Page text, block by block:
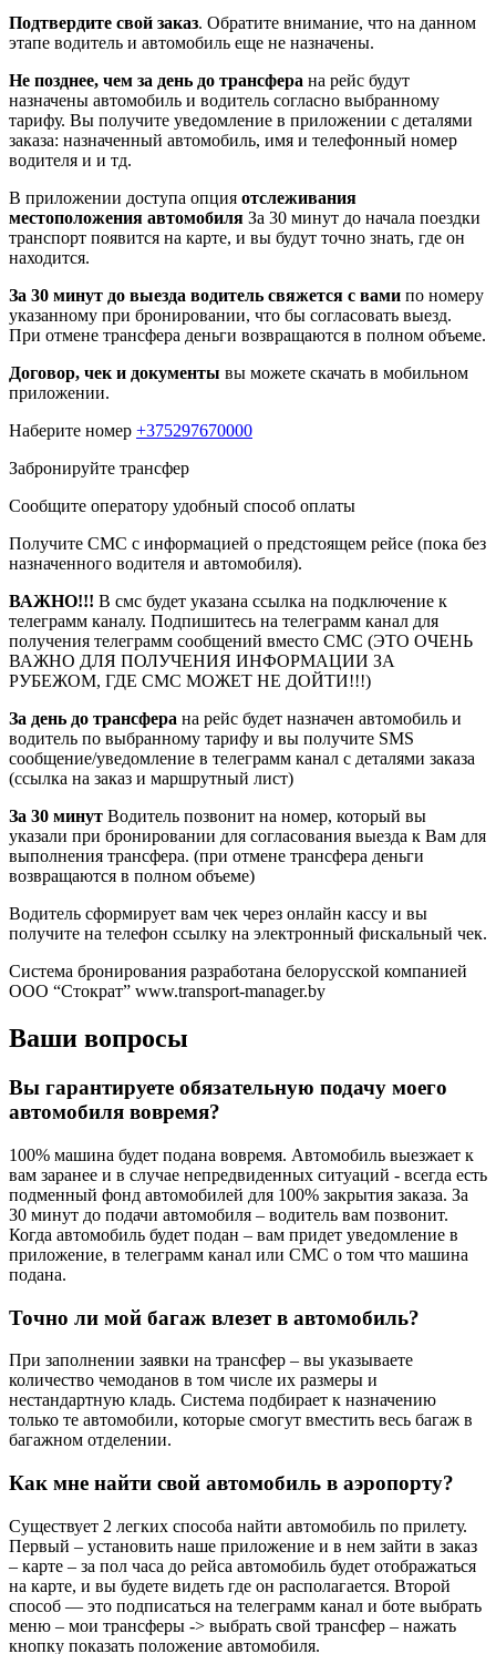
Подтвердите свой заказ. Обратите внимание, что на данном
этапе водитель и автомобиль еще не назначены.
Не позднее, чем за день до трансфера на рейс будут
назначены автомобиль и водитель согласно выбранному
тарифу. Вы получите уведомление в приложении c деталями
заказа: назначенный автомобиль, имя и телефонный номер
водителя и и тд.
В приложении доступа опция отслеживания
местоположения автомобиля За 30 минут до начала поездки
транспорт появится на карте, и вы будут точно знать, где он
находится.
За 30 минут до выезда водитель свяжется с вами по номеру
указанному при бронировании, что бы согласовать выезд.
При отмене трансфера деньги возвращаются в полном объеме.
Договор, чек и документы вы можете скачать в мобильном
приложении.
Наберите номер +375297670000
Забронируйте трансфер
Сообщите оператору удобный способ оплаты
Получите СМС с информацией о предстоящем рейсе (пока без
назначенного водителя и автомобиля).
ВАЖНО!!! В смс будет указана ссылка на подключение к
телеграмм каналу. Подпишитесь на телеграмм канал для
получения телеграмм сообщений вместо СМС (ЭТО ОЧЕНЬ
ВАЖНО ДЛЯ ПОЛУЧЕНИЯ ИНФОРМАЦИИ ЗА
РУБЕЖОМ, ГДЕ СМС МОЖЕТ НЕ ДОЙТИ!!!)
За день до трансфера на рейс будет назначен автомобиль и
водитель по выбранному тарифу и вы получите SMS
сообщение/уведомление в телеграмм канал с деталями заказа
(ссылка на заказ и маршрутный лист)
За 30 минут Водитель позвонит на номер, который вы
указали при бронировании для согласования выезда к Вам для
выполнения трансфера. (при отмене трансфера деньги
возвращаются в полном объеме)
Водитель сформирует вам чек через онлайн кассу и вы
получите на телефон ссылку на электронный фискальный чек.
Система бронирования разработана белорусской компанией
ООО “Стократ” www.transport-manager.by
Ваши вопросы
Вы гарантируете обязательную подачу моего
автомобиля вовремя?
100% машина будет подана вовремя. Автомобиль выезжает к
вам заранее и в случае непредвиденных ситуаций - всегда есть
подменный фонд автомобилей для 100% закрытия заказа. За
30 минут до подачи автомобиля – водитель вам позвонит.
Когда автомобиль будет подан – вам придет уведомление в
приложение, в телеграмм канал или СМС о том что машина
подана.
Точно ли мой багаж влезет в автомобиль?
При заполнении заявки на трансфер – вы указываете
количество чемоданов в том числе их размеры и
нестандартную кладь. Система подбирает к назначению
только те автомобили, которые смогут вместить весь багаж в
багажном отделении.
Как мне найти свой автомобиль в аэропорту?
Существует 2 легких способа найти автомобиль по прилету.
Первый – установить наше приложение и в нем зайти в заказ
– карте – за пол часа до рейса автомобиль будет отображаться
на карте, и вы будете видеть где он располагается. Второй
способ — это подписаться на телеграмм канал и боте выбрать
меню – мои трансферы -> выбрать свой трансфер – нажать
кнопку показать положение автомобиля.